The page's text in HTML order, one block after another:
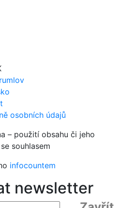
osobních údajů
– použití obsahu či jeho
souhlasem
infocountem
newsletter